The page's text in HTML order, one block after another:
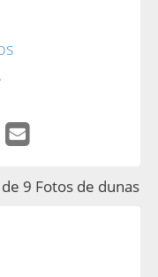
9 Fotos de dunas